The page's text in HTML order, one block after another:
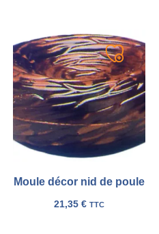
Moule décor nid de poule
21,35 € TTC
Ajouter
à
ma
liste